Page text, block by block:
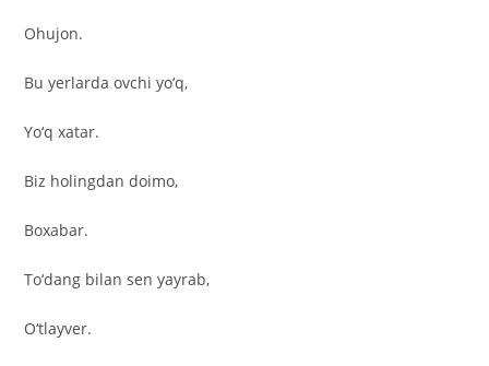
Ohujon.
Bu yerlarda ovchi yo‘q,
Yo‘q xatar.
Biz holingdan doimo,
Boxabar.
To‘dang bilan sen yayrab,
O‘tlayver.